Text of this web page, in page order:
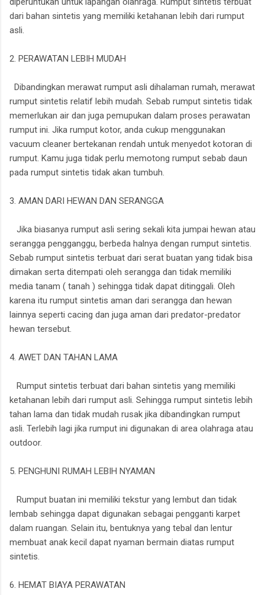
dari bahan sintetis yang memiliki ketahanan lebih dari rumput
asli.
2. PERAWATAN LEBIH MUDAH
Dibandingkan merawat rumput asli dihalaman rumah, merawat
rumput sintetis relatif lebih mudah. Sebab rumput sintetis tidak
memerlukan air dan juga pemupukan dalam proses perawatan
rumput ini. Jika rumput kotor, anda cukup menggunakan
vacuum cleaner bertekanan rendah untuk menyedot kotoran di
rumput. Kamu juga tidak perlu memotong rumput sebab daun
pada rumput sintetis tidak akan tumbuh.
3. AMAN DARI HEWAN DAN SERANGGA
Jika biasanya rumput asli sering sekali kita jumpai hewan atau
serangga pengganggu, berbeda halnya dengan rumput sintetis.
Sebab rumput sintetis terbuat dari serat buatan yang tidak bisa
dimakan serta ditempati oleh serangga dan tidak memiliki
media tanam ( tanah ) sehingga tidak dapat ditinggali. Oleh
karena itu rumput sintetis aman dari serangga dan hewan
lainnya seperti cacing dan juga aman dari predator-predator
hewan tersebut.
4. AWET DAN TAHAN LAMA
Rumput sintetis terbuat dari bahan sintetis yang memiliki
ketahanan lebih dari rumput asli. Sehingga rumput sintetis lebih
tahan lama dan tidak mudah rusak jika dibandingkan rumput
asli. Terlebih lagi jika rumput ini digunakan di area olahraga atau
outdoor.
5. PENGHUNI RUMAH LEBIH NYAMAN
Rumput buatan ini memiliki tekstur yang lembut dan tidak
lembab sehingga dapat digunakan sebagai pengganti karpet
dalam ruangan. Selain itu, bentuknya yang tebal dan lentur
membuat anak kecil dapat nyaman bermain diatas rumput
sintetis.
6. HEMAT BIAYA PERAWATAN